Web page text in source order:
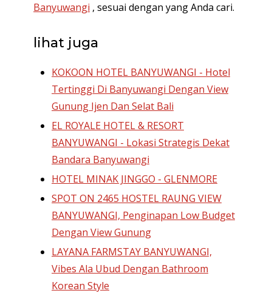
Banyuwangi , sesuai dengan yang Anda cari.
lihat juga
KOKOON HOTEL BANYUWANGI - Hotel
Tertinggi Di Banyuwangi Dengan View
Gunung Ijen Dan Selat Bali
EL ROYALE HOTEL & RESORT
BANYUWANGI - Lokasi Strategis Dekat
Bandara Banyuwangi
HOTEL MINAK JINGGO - GLENMORE
SPOT ON 2465 HOSTEL RAUNG VIEW
BANYUWANGI, Penginapan Low Budget
Dengan View Gunung
LAYANA FARMSTAY BANYUWANGI,
Vibes Ala Ubud Dengan Bathroom
Korean Style